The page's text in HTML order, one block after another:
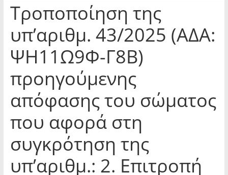
Τροποποίηση της
υπ’αριθμ. 43/2025 (ΑΔΑ:
ΨΗ11Ω9Φ-Γ8Β)
προηγούμενης
απόφασης του σώματος
που αφορά στη
συγκρότηση της
υπ’αριθμ.: 2. Επιτροπή